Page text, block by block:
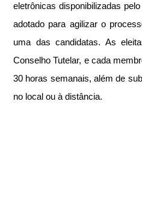
eletrônicas disponibilizadas
adotado para agilizar o
uma das candidatas. As
Conselho Tutelar, e cada
30 horas semanais, além de
no local ou à distância.